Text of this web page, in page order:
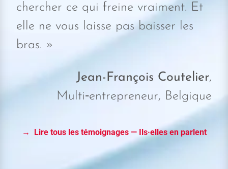
chercher ce qui freine vraiment. Et
elle ne vous laisse pas baisser les
bras. »
Jean-François Coutelier,
Multi‑entrepreneur, Belgique
→ Lire tous les témoignages — Ils·elles en parlent